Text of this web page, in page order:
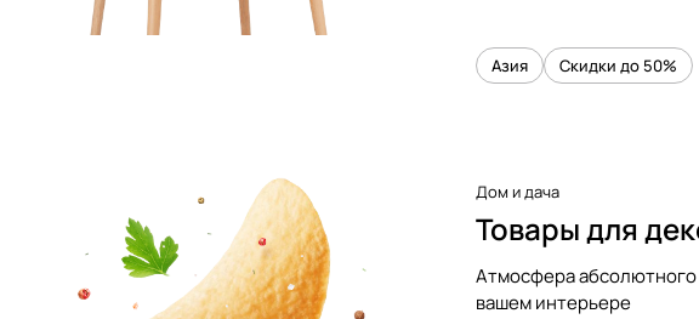
Азия Скидки до 50%
Дом и дача
Товары для
Атмосфера абсолютного
вашем интерьере